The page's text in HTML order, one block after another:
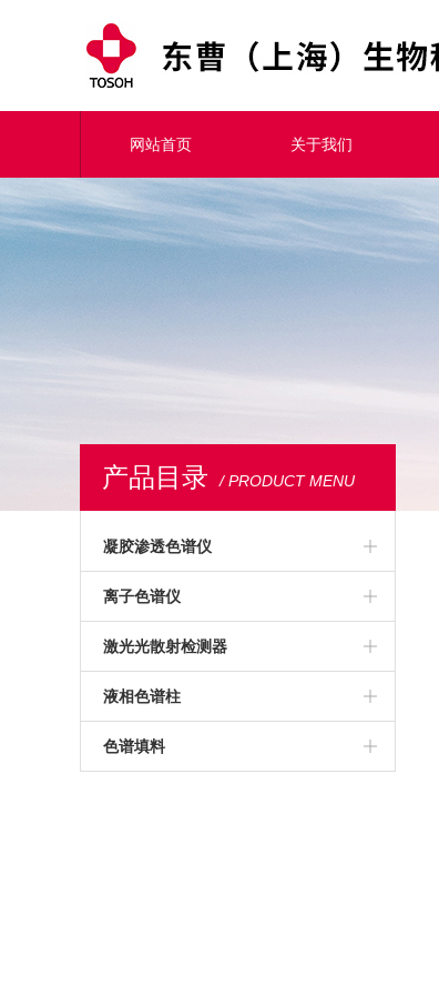
网站首页 关于我们
产品目录 / PRODUCT MENU
凝胶渗透色谱仪
高温凝胶渗透色谱仪
常温凝胶渗透色谱仪
聚苯乙烯标准品
离子色谱仪
激光光散射检测器
液相色谱柱
亲和色谱柱
色谱填料